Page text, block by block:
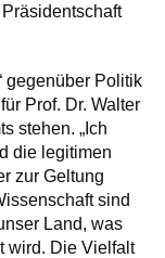
gegenüber Politik
Prof. Dr. Walter
stehen. „Ich
die legitimen
zur Geltung
sind
Land, was
wird. Die Vielfalt